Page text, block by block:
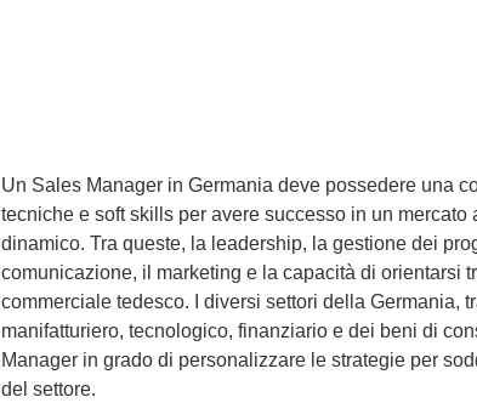
Un Sales Manager in Germania deve possedere una
tecniche e soft skills per avere successo in un mercato
dinamico. Tra queste, la leadership, la gestione dei
comunicazione, il marketing e la capacità di orientarsi
commerciale tedesco. I diversi settori della Germania,
manifatturiero, tecnologico, finanziario e dei beni di
Manager in grado di personalizzare le strategie per
del settore.